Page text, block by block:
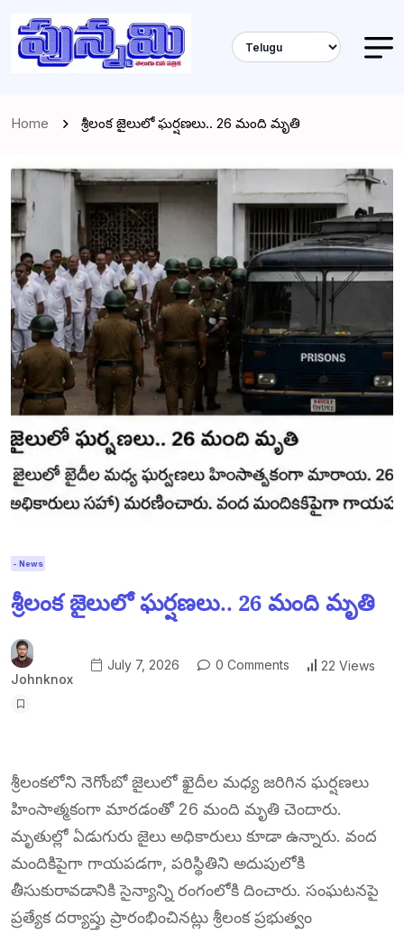
Home శ్రీలంక జైలులో ఘర్షణలు.. 26 మంది మృతి
- News
శ్రీలంక జైలులో ఘర్షణలు.. 26 మంది మృతి
Johnknox
July 7, 2026 0 Comments 22 Views
శ్రీలంకలోని నెగోంబో జైలులో ఖైదీల మధ్య జరిగిన ఘర్షణలు
హింసాత్మకంగా మారడంతో 26 మంది మృతి చెందారు.
మృతుల్లో ఏడుగురు జైలు అధికారులు కూడా ఉన్నారు. వంద
మందికిపైగా గాయపడగా, పరిస్థితిని అదుపులోకి
తీసుకురావడానికి సైన్యాన్ని రంగంలోకి దించారు. సంఘటనపై
ప్రత్యేక దర్యాప్తు ప్రారంభించినట్లు శ్రీలంక ప్రభుత్వం